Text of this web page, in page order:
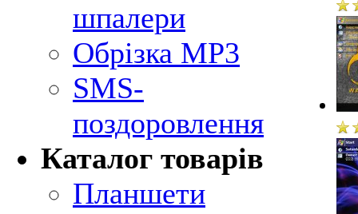
шпалери
Обрізка MP3
SMS-
поздоровлення
Каталог товарів
Планшети